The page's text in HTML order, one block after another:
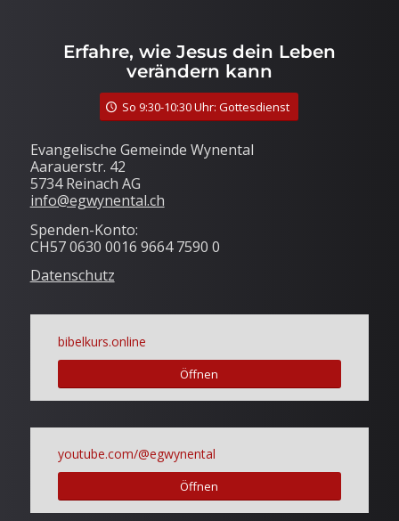
Erfahre, wie Jesus dein Leben
verändern kann
So 9:30-10:30 Uhr: Gottesdienst
Evangelische Gemeinde Wynental
Aarauerstr. 42
5734 Reinach AG
info@egwynental.ch
Spenden-Konto:
CH57 0630 0016 9664 7590 0
Datenschutz
bibelkurs.online
Öffnen
youtube.com/@egwynental
Öffnen